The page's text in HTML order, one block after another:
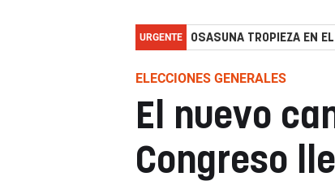
URGENTE OSASUNA TROPIEZA EN
ELECCIONES GENERALES
El nuevo
Congreso